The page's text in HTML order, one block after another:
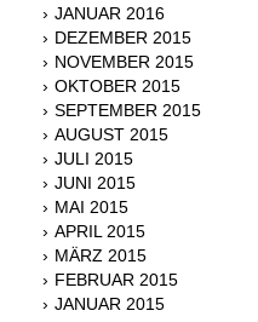
JANUAR 2016
DEZEMBER 2015
NOVEMBER 2015
OKTOBER 2015
SEPTEMBER 2015
AUGUST 2015
JULI 2015
JUNI 2015
MAI 2015
APRIL 2015
MÄRZ 2015
FEBRUAR 2015
JANUAR 2015